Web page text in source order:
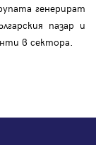
генерират
пазар и
в сектора.